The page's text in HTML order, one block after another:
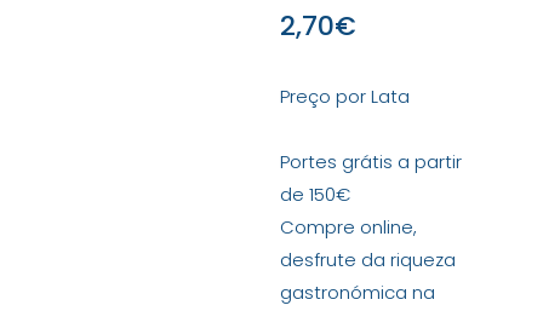
2,70€
Preço por Lata
Portes grátis a partir
de 150€
Compre online,
desfrute da riqueza
gastronómica na